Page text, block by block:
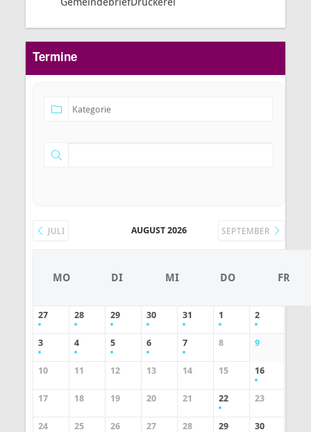
Termine
JULI AUGUST 2026 SEPTEMBER
MO DI MI DO FR
27 28 29 30 31 1 2
3 4 5 6 7 8 9
10 11 12 13 14 15 16
17 18 19 20 21 22 23
24 25 26 27 28 29 30